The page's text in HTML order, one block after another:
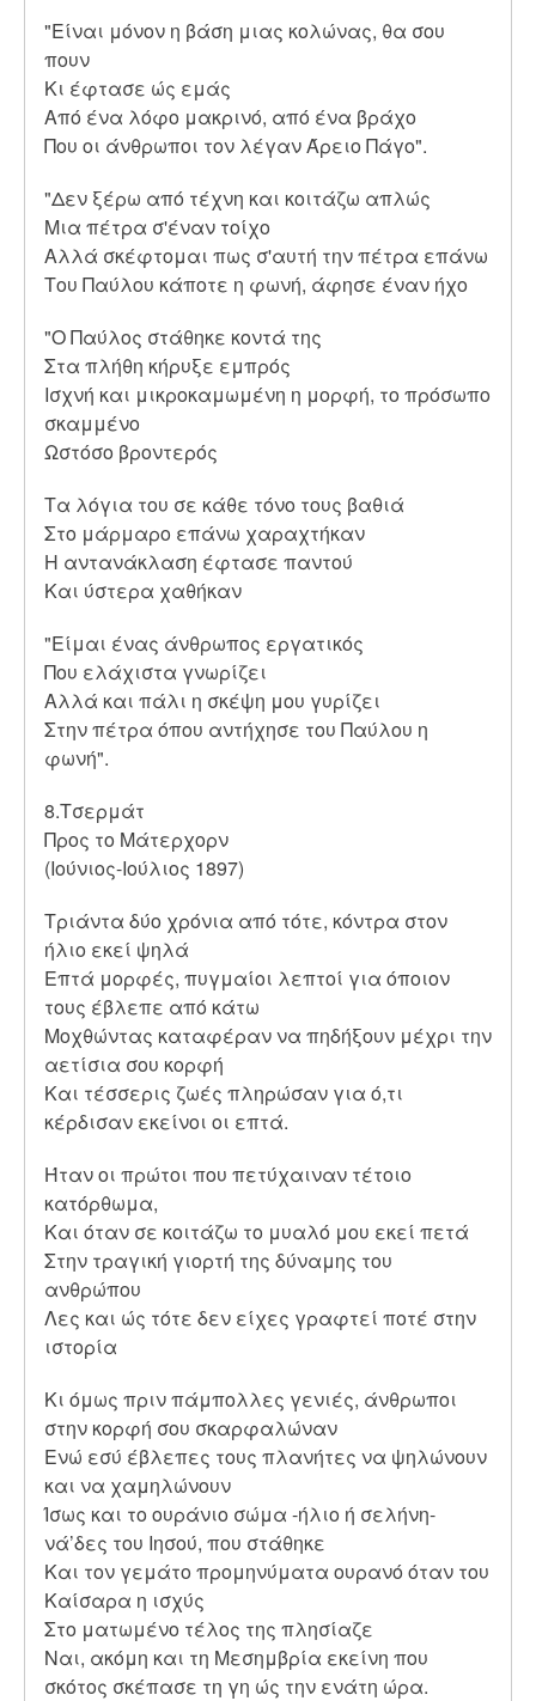
"Είναι μόνον η βάση μιας κολώνας, θα σου
πουν
Κι έφτασε ώς εμάς
Από ένα λόφο μακρινό, από ένα βράχο
Που οι άνθρωποι τον λέγαν Άρειο Πάγο".
"Δεν ξέρω από τέχνη και κοιτάζω απλώς
Μια πέτρα σ'έναν τοίχο
Αλλά σκέφτομαι πως σ'αυτή την πέτρα επάνω
Του Παύλου κάποτε η φωνή, άφησε έναν ήχο
"Ο Παύλος στάθηκε κοντά της
Στα πλήθη κήρυξε εμπρός
Ισχνή και μικροκαμωμένη η μορφή, το πρόσωπο
σκαμμένο
Ωστόσο βροντερός
Τα λόγια του σε κάθε τόνο τους βαθιά
Στο μάρμαρο επάνω χαραχτήκαν
Η αντανάκλαση έφτασε παντού
Και ύστερα χαθήκαν
"Είμαι ένας άνθρωπος εργατικός
Που ελάχιστα γνωρίζει
Αλλά και πάλι η σκέψη μου γυρίζει
Στην πέτρα όπου αντήχησε του Παύλου η
φωνή".
8.Τσερμάτ
Προς το Μάτερχορν
(Ιούνιος-Ιούλιος 1897)
Τριάντα δύο χρόνια από τότε, κόντρα στον
ήλιο εκεί ψηλά
Επτά μορφές, πυγμαίοι λεπτοί για όποιον
τους έβλεπε από κάτω
Μοχθώντας καταφέραν να πηδήξουν μέχρι την
αετίσια σου κορφή
Και τέσσερις ζωές πληρώσαν για ό,τι
κέρδισαν εκείνοι οι επτά.
Ήταν οι πρώτοι που πετύχαιναν τέτοιο
κατόρθωμα,
Και όταν σε κοιτάζω το μυαλό μου εκεί πετά
Στην τραγική γιορτή της δύναμης του
ανθρώπου
Λες και ώς τότε δεν είχες γραφτεί ποτέ στην
ιστορία
Κι όμως πριν πάμπολλες γενιές, άνθρωποι
στην κορφή σου σκαρφαλώναν
Ενώ εσύ έβλεπες τους πλανήτες να ψηλώνουν
και να χαμηλώνουν
Ίσως και το ουράνιο σώμα -ήλιο ή σελήνη-
νά’δες του Ιησού, που στάθηκε
Και τον γεμάτο προμηνύματα ουρανό όταν του
Καίσαρα η ισχύς
Στο ματωμένο τέλος της πλησίαζε
Ναι, ακόμη και τη Μεσημβρία εκείνη που
σκότος σκέπασε τη γη ώς την ενάτη ώρα.